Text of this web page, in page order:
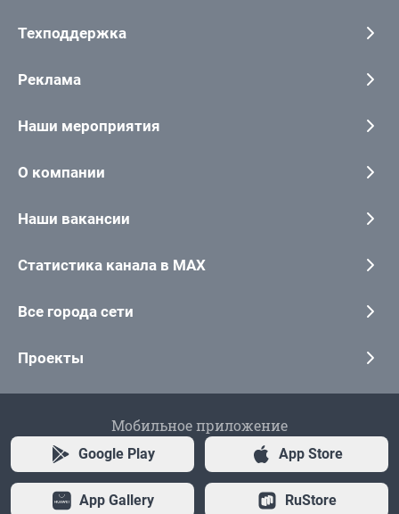
Техподдержка
Реклама
Наши мероприятия
О компании
Наши вакансии
Статистика канала в MAX
Все города сети
Проекты
Мобильное приложение
Google Play App Store
App Gallery RuStore